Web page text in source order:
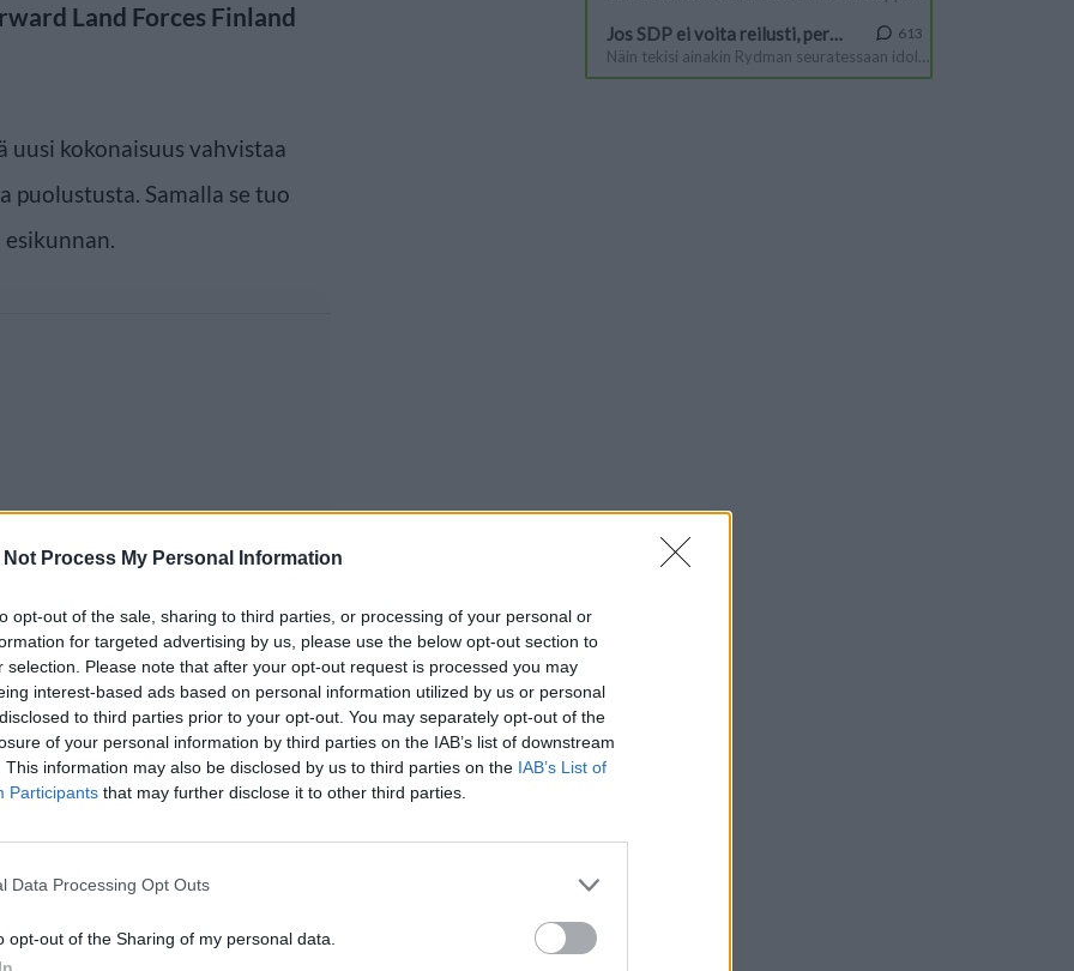
Not Process My Personal Information
opt-out of the sale, sharing to third parties, or processing of your personal or
for targeted advertising by us, please use the below opt-out section to
selection. Please note that after your opt-out request is processed you may
interest-based ads based on personal information utilized by us or personal
to third parties prior to your opt-out. You may separately opt-out of the
of your personal information by third parties on the IAB’s list of downstream
This information may also be disclosed by us to third parties on the IAB’s List of
Participants that may further disclose it to other third parties.
Data Processing Opt Outs
opt-out of the Sharing of my personal data.
Land Forces Finland
uusi kokonaisuus vahvistaa
puolustusta. Samalla se tuo